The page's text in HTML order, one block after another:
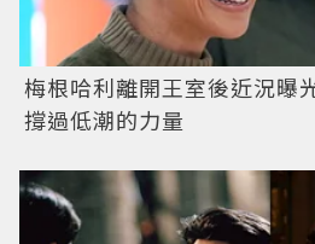
梅根哈利離開王室後近況曝
撐過低潮的力量